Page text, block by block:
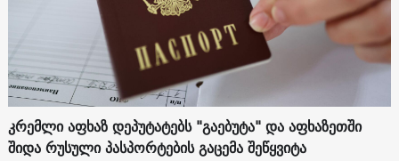
კრემლი აფხაზ დეპუტატებს "გაებუტა" და აფხაზეთში
შიდა რუსული პასპორტების გაცემა შეწყვიტა